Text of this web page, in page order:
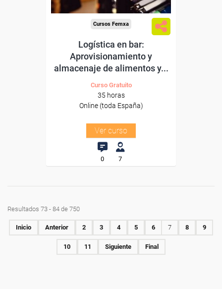
Cursos Femxa
Logística en bar:
Aprovisionamiento y
almacenaje de alimentos y...
Curso Gratuito
35 horas
Online (toda España)
Ver curso
0 7
Resultados 73 - 84 de 750
Inicio Anterior 2 3 4 5 6 7 8 9
10 11 Siguiente Final